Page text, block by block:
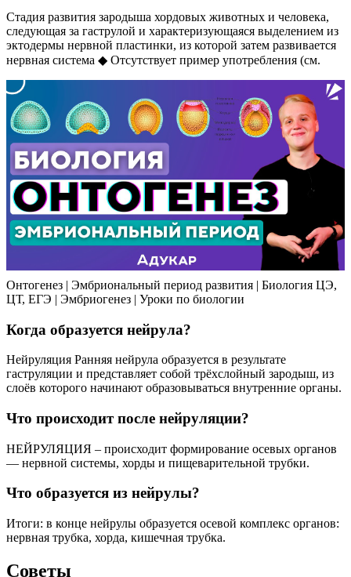
Стадия развития зародыша хордовых животных и человека,
следующая за гаструлой и характеризующаяся выделением из
эктодермы нервной пластинки, из которой затем развивается
нервная система ◆ Отсутствует пример употребления (см.
Онтогенез | Эмбриональный период развития | Биология ЦЭ,
ЦТ, ЕГЭ | Эмбриогенез | Уроки по биологии
Когда образуется нейрула?
Нейруляция Ранняя нейрула образуется в результате
гаструляции и представляет собой трёхслойный зародыш, из
слоёв которого начинают образовываться внутренние органы.
Что происходит после нейруляции?
НЕЙРУЛЯЦИЯ – происходит формирование осевых органов
— нервной системы, хорды и пищеварительной трубки.
Что образуется из нейрулы?
Итоги: в конце нейрулы образуется осевой комплекс органов:
нервная трубка, хорда, кишечная трубка.
Советы